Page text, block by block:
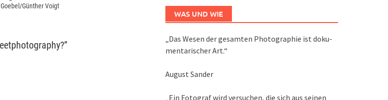
Goebel/Günther Voigt
”
WAS UND WIE
„Das We­sen der ge­sam­ten Pho­to­gra­phie ist do­ku­
men­ta­ri­scher Art.“
August Sander
„Ein Fotograf wird versuchen, die sich aus seinen